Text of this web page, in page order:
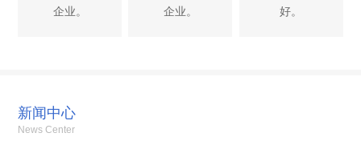
企业。
企业。
好。
新闻中心
News Center